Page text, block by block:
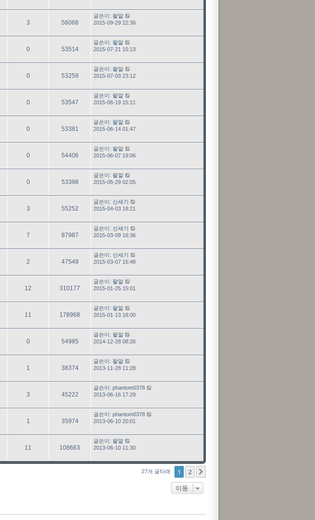
글
음
3답
글
56068읽
음
최근 글
글쓴이: 팥알
2015-09-29 22:36
0답
글
53514읽
음
최근 글
글쓴이: 팥알
2015-07-21 15:13
0답
글
53259읽
음
최근 글
글쓴이: 팥알
2015-07-03 23:12
0답
글
53547읽
음
최근 글
글쓴이: 팥알
2015-06-19 15:11
0답
글
53381
음
최근 글
글쓴이: 팥알
2015-06-14 01:47
0답
글
54406읽
음
최근 글
글쓴이: 팥알
2015-06-07 19:06
0답
글
53398읽
음
최근 글
글쓴이: 팥알
2015-05-29 02:05
3답
글
55252읽
음
최근 글
글쓴이: 신세기
2015-04-03 18:21
7답
글
87987읽
음
최근 글
글쓴이: 신세기
2015-03-09 16:36
2답
글
47549읽
음
최근 글
글쓴이: 신세기
2015-03-07 15:48
12
글
310177
음
최근 글
글쓴이: 팥알
2015-01-25 15:01
11
글
178968
음
최근 글
글쓴이: 팥알
2015-01-13 18:00
0답
글
54985읽
음
최근 글
글쓴이: 팥알
2014-12-28 08:26
1
글
38374읽
음
최근 글
글쓴이: 팥알
2013-11-28 11:28
3답
글
45222읽
음
최근 글
글쓴이: phantom0378
2013-06-16 17:29
1
글
35974읽
음
최근 글
글쓴이: phantom0378
2013-06-10 20:01
11
글
108663
음
최근 글
글쓴이: 팥알
2013-06-10 11:30
27개 글타래 1 2
이동